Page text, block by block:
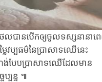
បាន​បើកឲ្យចូលទស្សនា​នាព
វប្បធម៌​នៃប្រាសាទ​ឈើនេះ​
បែប​ប្រាសាទ​ឈើដែល​មាន
បន្ន ៕